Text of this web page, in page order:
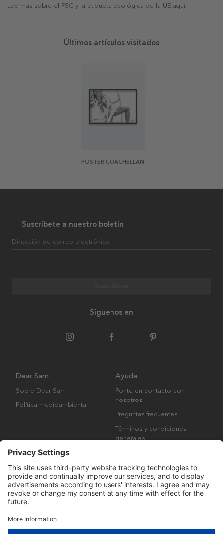
Lee más sobre el FSC y la etiqueta ecológica de la UE aquí.
Últimos artículos visitados
POSTER COACHELLAN
Suscríbete a nuestro boletín
Dirección de correo electrónico
Síguenos en
Dear Sam
Sobre Dear Sam
Política medioambiental
Ayuda
Ponte en contacto con
nosotros
Preguntas frecuentes
Términos y condiciones
generales
Derechos de autor © Many Brands AB 2023. Todos los derechos